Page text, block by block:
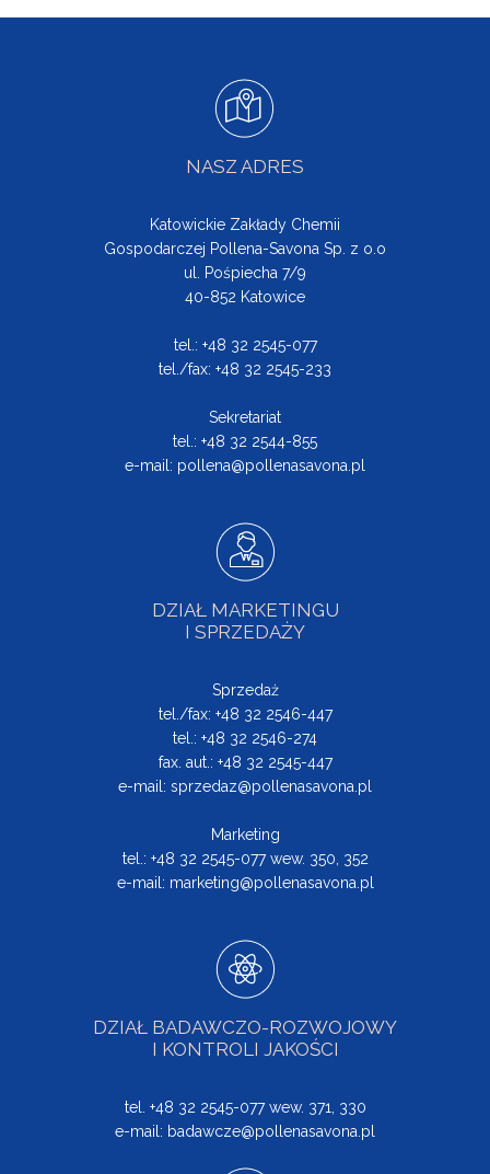
NASZ ADRES
Katowickie Zakłady Chemii
Gospodarczej Pollena-Savona Sp. z o.o
ul. Pośpiecha 7/9
40-852 Katowice
tel.: +48 32 2545-077
tel./fax: +48 32 2545-233
Sekretariat
tel.: +48 32 2544-855
e-mail: pollena@pollenasavona.pl
DZIAŁ MARKETINGU
I SPRZEDAŻY
Sprzedaż
tel./fax: +48 32 2546-447
tel.: +48 32 2546-274
fax. aut.: +48 32 2545-447
e-mail: sprzedaz@pollenasavona.pl
Marketing
tel.: +48 32 2545-077 wew. 350, 352
e-mail: marketing@pollenasavona.pl
DZIAŁ BADAWCZO-ROZWOJOWY
I KONTROLI JAKOŚCI
tel. +48 32 2545-077 wew. 371, 330
e-mail: badawcze@pollenasavona.pl